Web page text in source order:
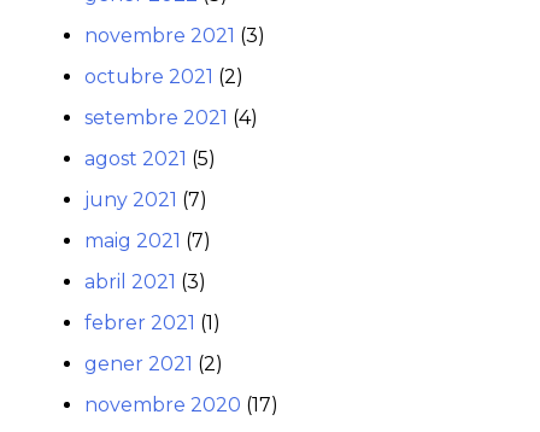
novembre 2021 (3)
octubre 2021 (2)
setembre 2021 (4)
agost 2021 (5)
juny 2021 (7)
maig 2021 (7)
abril 2021 (3)
febrer 2021 (1)
gener 2021 (2)
novembre 2020 (17)